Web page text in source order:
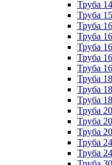
Труба
Труба
Труба
Труба
Труба
Труба
Труба
Труба
Труба
Труба
Труба
Труба
Труба
Труба
Труба